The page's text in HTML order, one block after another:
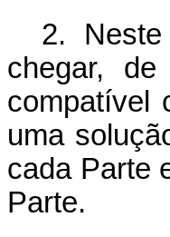
2.
chegar,
compatível
uma
cada Parte
Parte.